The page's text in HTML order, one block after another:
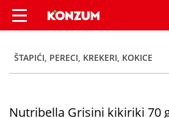
Nutribella Grisini
ŠTAPIĆI, PERECI, KREKERI, KOKICE
Nutribella Grisini kikiriki 70